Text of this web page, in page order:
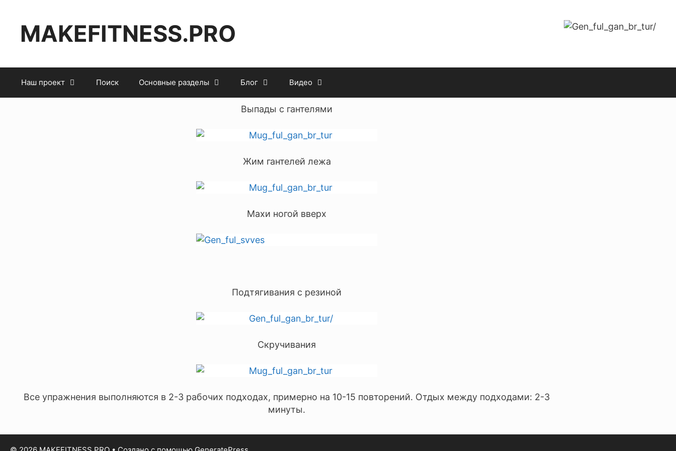
MAKEFITNESS.PRO
Наш проект Поиск Основные разделы Блог Видео
Выпады с гантелями
Жим гантелей лежа
Махи ногой вверх
Подтягивания с резиной
Скручивания
Все упражнения выполняются в 2-3 рабочих подходах, примерно на 10-15 повторений. Отдых между подходами: 2-3
минуты.